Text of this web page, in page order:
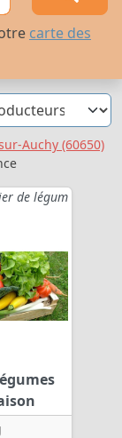
carte des
Auchy (60650)
de légum